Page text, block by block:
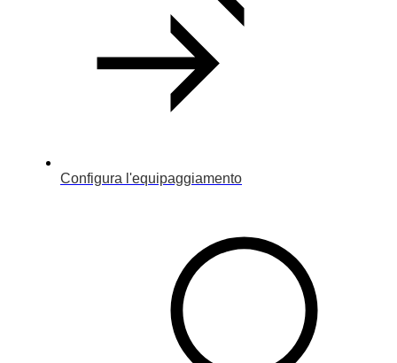
Configura l'equipaggiamento